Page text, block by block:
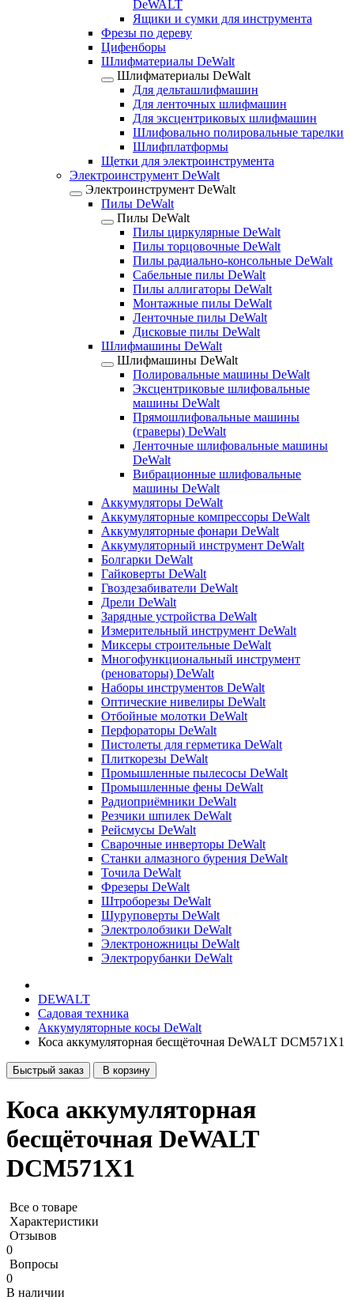
DeWALT
Ящики и сумки для инструмента
Фрезы по дереву
Цифенборы
Шлифматериалы DeWalt
Шлифматериалы DeWalt
Для дельташлифмашин
Для ленточных шлифмашин
Для эксцентриковых шлифмашин
Шлифовально полировальные тарелки
Шлифплатформы
Щетки для электроинструмента
Электроинструмент DeWalt
Электроинструмент DeWalt
Пилы DeWalt
Пилы DeWalt
Пилы циркулярные DeWalt
Пилы торцовочные DeWalt
Пилы радиально-консольные DeWalt
Сабельные пилы DeWalt
Пилы аллигаторы DeWalt
Монтажные пилы DeWalt
Ленточные пилы DeWalt
Дисковые пилы DeWalt
Шлифмашины DeWalt
Шлифмашины DeWalt
Полировальные машины DeWalt
Эксцентриковые шлифовальные
машины DeWalt
Прямошлифовальные машины
(граверы) DeWalt
Ленточные шлифовальные машины
DeWalt
Вибрационные шлифовальные
машины DeWalt
Аккумуляторы DeWalt
Аккумуляторные компрессоры DeWalt
Аккумуляторные фонари DeWalt
Аккумуляторный инструмент DeWalt
Болгарки DeWalt
Гайковерты DeWalt
Гвоздезабиватели DeWalt
Дрели DeWalt
Зарядные устройства DeWalt
Измерительный инструмент DeWalt
Миксеры строительные DeWalt
Многофункциональный инструмент
(реноваторы) DeWalt
Наборы инструментов DeWalt
Оптические нивелиры DeWalt
Отбойные молотки DeWalt
Перфораторы DeWalt
Пистолеты для герметика DeWalt
Плиткорезы DeWalt
Промышленные пылесосы DeWalt
Промышленные фены DeWalt
Радиоприёмники DeWalt
Резчики шпилек DeWalt
Рейсмусы DeWalt
Сварочные инверторы DeWalt
Станки алмазного бурения DeWalt
Точила DeWalt
Фрезеры DeWalt
Штроборезы DeWalt
Шуруповерты DeWalt
Электролобзики DeWalt
Электроножницы DeWalt
Электрорубанки DeWalt
DEWALT
Садовая техника
Аккумуляторные косы DeWalt
Коса аккумуляторная бесщёточная DeWALT DCM571X1
Быстрый заказ В корзину
Коса аккумуляторная
бесщёточная DeWALT
DCM571X1
Все о товаре
Характеристики
Отзывов
0
Вопросы
0
В наличии